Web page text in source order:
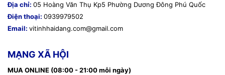
Địa chỉ: 05 Hoàng Văn Thụ Kp5 Phường Dương Đông Phú Quốc
Điện thoại: 0939979502
Email: vitinhhaidang.com@gmail.com
MẠNG XÃ HỘI
MUA ONLINE (08:00 - 21:00 mỗi ngày)